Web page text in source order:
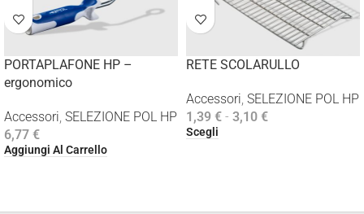
PORTAPLAFONE HP –
ergonomico
Accessori SELEZIONE POL HP
6,77 €
Aggiungi Al Carrello
RETE SCOLARULLO
Accessori SELEZIONE POL HP
1,39 € - 3,10 €
Scegli